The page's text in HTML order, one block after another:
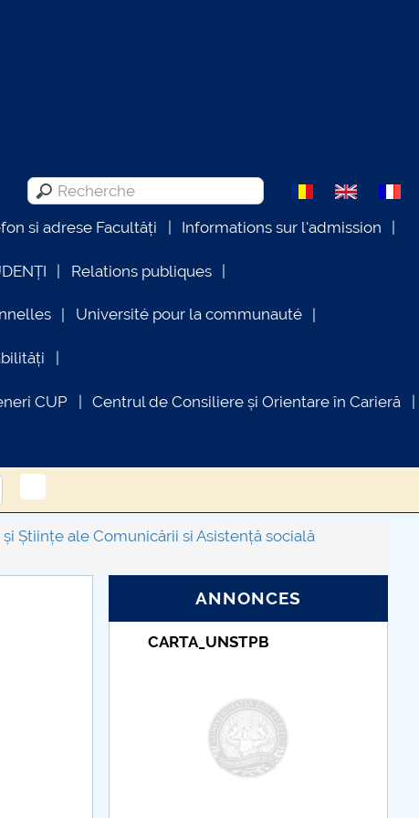
si adrese Facultăți Informations sur l'admission
Relations publiques
Université pour la communauté
CUP Centrul de Consiliere și Orientare în Carieră
Științe ale Comunicării si Asistență socială
ANNONCES
Taxe de școlarizare